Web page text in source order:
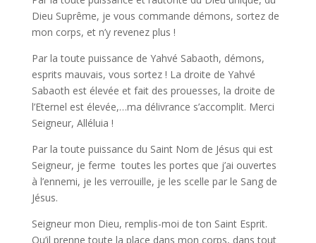
Dieu Suprême, je vous commande démons, sortez de
mon corps, et n’y revenez plus !
Par la toute puissance de Yahvé Sabaoth, démons,
esprits mauvais, vous sortez ! La droite de Yahvé
Sabaoth est élevée et fait des prouesses, la droite de
l’Eternel est élevée,…ma délivrance s’accomplit. Merci
Seigneur, Alléluia !
Par la toute puissance du Saint Nom de Jésus qui est
Seigneur, je ferme toutes les portes que j’ai ouvertes
à l’ennemi, je les verrouille, je les scelle par le Sang de
Jésus.
Seigneur mon Dieu, remplis-moi de ton Saint Esprit.
Qu’il prenne toute la place dans mon corps, dans tout